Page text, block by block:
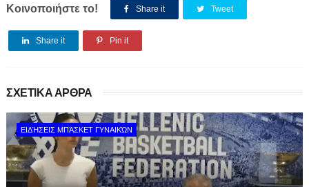
Κοινοποιήστε το! Share it Tweet
Share it Pin it
ΣΧΕΤΙΚΑ ΑΡΘΡΑ
ΕΙΔΉΣΕΙΣ ΜΠΆΣΚΕΤ ΓΥΝΑΙΚΏΝ